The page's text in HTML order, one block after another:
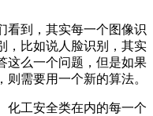
到，其实每一个图像识
，比如说人脸识别，其实
这么一个问题，但是如果
需要用一个新的算法。
工安全类在内的每一个